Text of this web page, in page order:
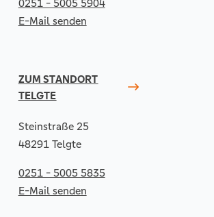
0251 - 5005 5904
E-Mail senden
ZUM STANDORT
TELGTE
Steinstraße 25
48291 Telgte
0251 - 5005 5835
E-Mail senden